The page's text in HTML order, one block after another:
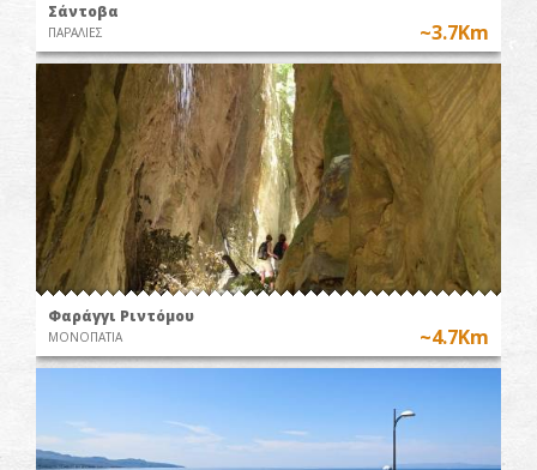
Σάντοβα
ΠΑΡΑΛΙΕΣ ~3.7Km
Φαράγγι Ριντόμου
ΜΟΝΟΠΑΤΙΑ ~4.7Km